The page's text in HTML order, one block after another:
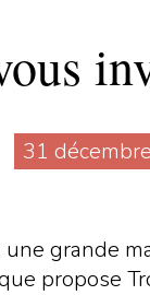
31
grande
propose